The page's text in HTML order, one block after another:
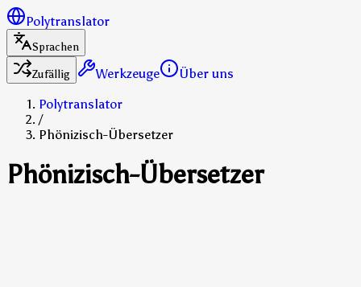
Polytranslator
Sprachen
Zufällig
Werkzeuge
Über uns
Polytranslator
/
Phönizisch-Übersetzer
Phönizisch-Übersetzer